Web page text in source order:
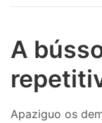
A
Apaziguo os